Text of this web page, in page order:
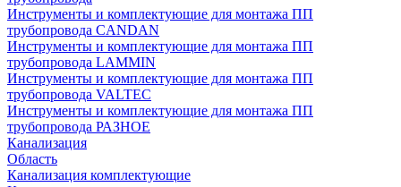
Инструменты и комплектующие для монтажа ПП
трубопровода CANDAN
Инструменты и комплектующие для монтажа ПП
трубопровода LAMMIN
Инструменты и комплектующие для монтажа ПП
трубопровода VALTEC
Инструменты и комплектующие для монтажа ПП
трубопровода РАЗНОЕ
Канализация
Область
Канализация комплектующие